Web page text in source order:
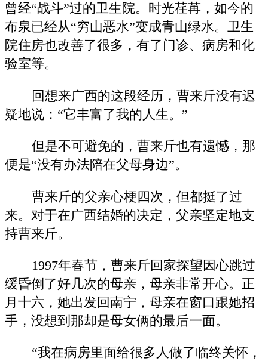
曾经“战斗”过的卫生院。时光荏苒，如今的
布泉已经从“穷山恶水”变成青山绿水。卫生
院住房也改善了很多，有了门诊、病房和化
验室等。
回想来广西的这段经历，曹来斤没有迟
疑地说：“它丰富了我的人生。”
但是不可避免的，曹来斤也有遗憾，那
便是“没有办法陪在父母身边”。
曹来斤的父亲心梗四次，但都挺了过
来。对于在广西结婚的决定，父亲坚定地支
持曹来斤。
1997年春节，曹来斤回家探望因心跳过
缓昏倒了好几次的母亲，母亲非常开心。正
月十六，她出发回南宁，母亲在窗口跟她招
手，没想到那却是母女俩的最后一面。
“我在病房里面给很多人做了临终关怀，